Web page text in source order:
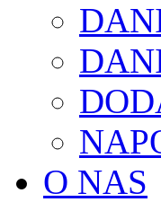
O NAS